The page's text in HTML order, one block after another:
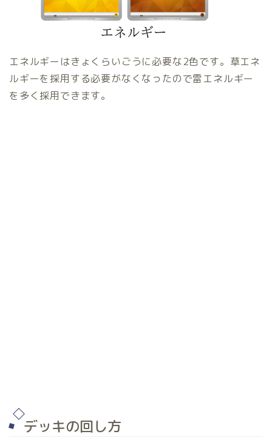
エネルギーはきょくらいごうに必要な2色です。草エネ
ルギーを採用する必要がなくなったので雷エネルギー
を多く採用できます。
デッキの回し方